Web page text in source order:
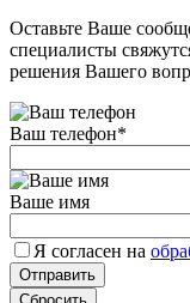
Оставьте Ваше
специалисты
решения Вашего
Ваш телефон*
Ваше имя
Я согласен на